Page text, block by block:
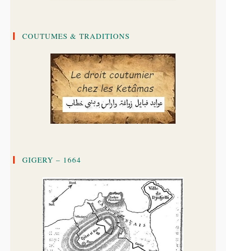
COUTUMES & TRADITIONS
GIGERY – 1664